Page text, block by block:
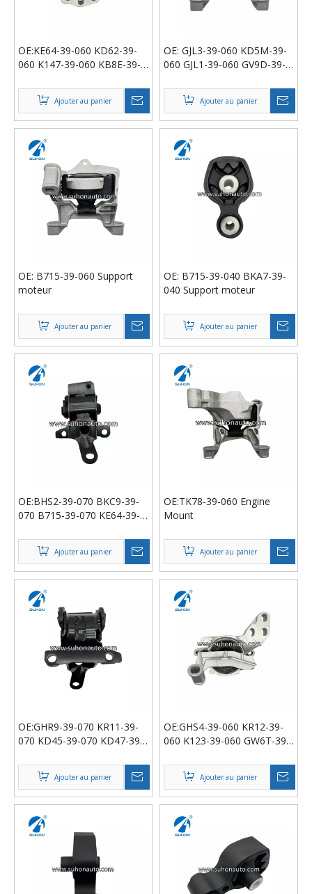
OE:KE64-39-060 KD62-39-
060 K147-39-060 KB8E-39-
Ajouter au panier
OE: GJL3-39-060 KD5M-39-
060 GJL1-39-060 GV9D-39-
Ajouter au panier
OE: B715-39-060 Support
moteur
Ajouter au panier
OE: B715-39-040 BKA7-39-
040 Support moteur
Ajouter au panier
OE:BHS2-39-070 BKC9-39-
070 B715-39-070 KE64-39-
Ajouter au panier
OE:TK78-39-060 Engine
Mount
Ajouter au panier
OE:GHR9-39-070 KR11-39-
070 KD45-39-070 KD47-39-
Mount
Ajouter au panier
OE:GHS4-39-060 KR12-39-
060 K123-39-060 GW6T-39-
moteur
Ajouter au panier